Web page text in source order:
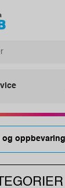
og oppbevaring